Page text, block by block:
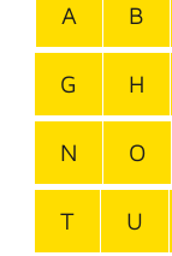
A B
G H
N O
T U